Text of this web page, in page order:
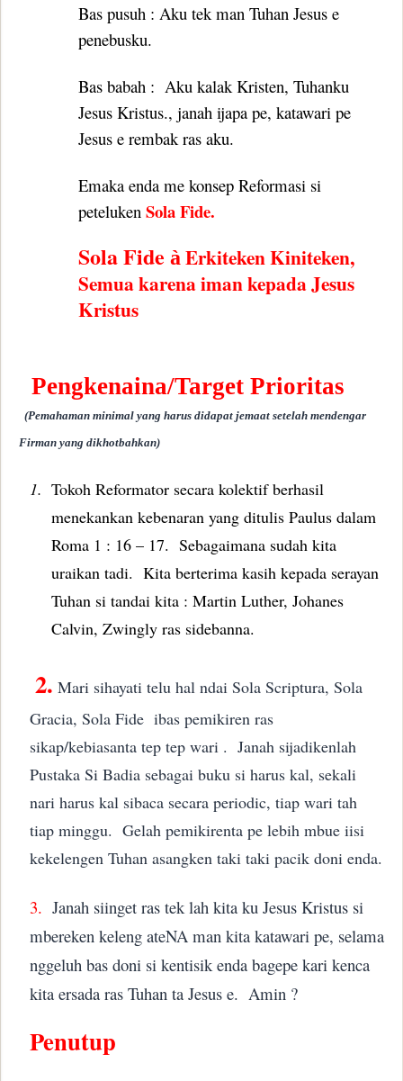
Bas pusuh : Aku tek man Tuhan Jesus e
penebusku.
Bas babah : Aku kalak Kristen, Tuhanku
Jesus Kristus., janah ijapa pe, katawari pe
Jesus e rembak ras aku.
Emaka enda me konsep Reformasi si
peteluken Sola Fide.
Sola Fide àErkiteken Kiniteken,
Semua karena iman kepada Jesus
Kristus
Pengkenaina/Target Prioritas
(Pemahaman minimal yang harus didapat jemaat setelah mendengar
Firman yang dikhotbahkan)
1. Tokoh Reformator secara kolektif berhasil
menekankan kebenaran yang ditulis Paulus dalam
Roma 1 : 16 – 17. Sebagaimana sudah kita
uraikan tadi. Kita berterima kasih kepada serayan
Tuhan si tandai kita : Martin Luther, Johanes
Calvin, Zwingly ras sidebanna.
2. Mari sihayati telu hal ndai Sola Scriptura, Sola
Gracia, Sola Fide ibas pemikiren ras
sikap/kebiasanta tep tep wari . Janah sijadikenlah
Pustaka Si Badia sebagai buku si harus kal, sekali
nari harus kal sibaca secara periodic, tiap wari tah
tiap minggu. Gelah pemikirenta pe lebih mbue iisi
kekelengen Tuhan asangken taki taki pacik doni enda.
3. Janah siinget ras tek lah kita ku Jesus Kristus si
mbereken keleng ateNA man kita katawari pe, selama
nggeluh bas doni si kentisik enda bagepe kari kenca
kita ersada ras Tuhan ta Jesus e. Amin ?
Penutup